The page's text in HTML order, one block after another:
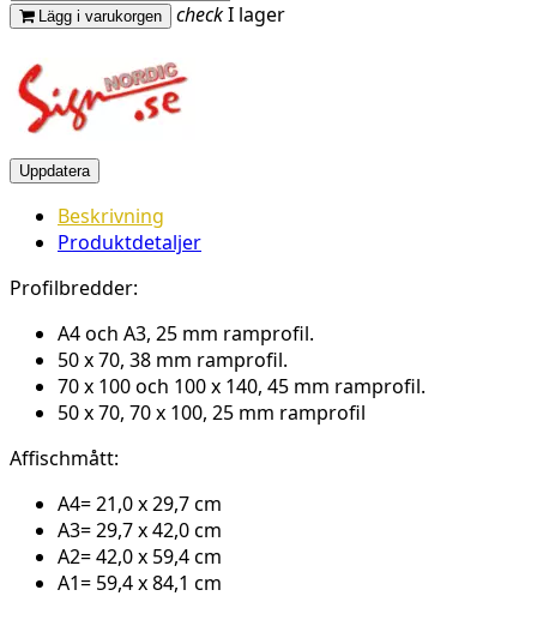
Lägg i varukorgen checkI lager
Beskrivning
Produktdetaljer
Profilbredder:
A4 och A3, 25 mm ramprofil.
50 x 70, 38 mm ramprofil.
70 x 100 och 100 x 140, 45 mm ramprofil.
50 x 70, 70 x 100, 25 mm ramprofil
Affischmått:
A4= 21,0 x 29,7 cm
A3= 29,7 x 42,0 cm
A2= 42,0 x 59,4 cm
A1= 59,4 x 84,1 cm